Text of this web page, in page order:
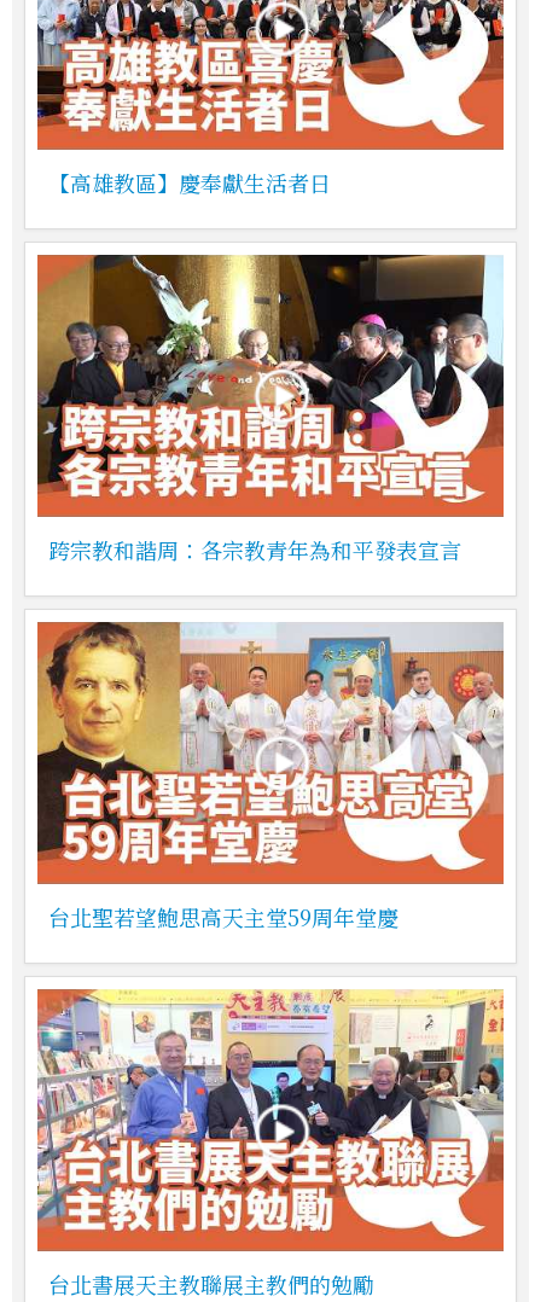
【高雄教區】慶奉獻生活者日
跨宗教和諧周：各宗教青年為和平發表宣言
台北聖若望鮑思高天主堂59周年堂慶
台北書展天主教聯展主教們的勉勵